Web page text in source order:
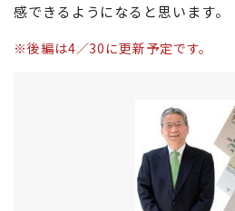
感できるようになると思います。
※後編は4／30に更新予定です。